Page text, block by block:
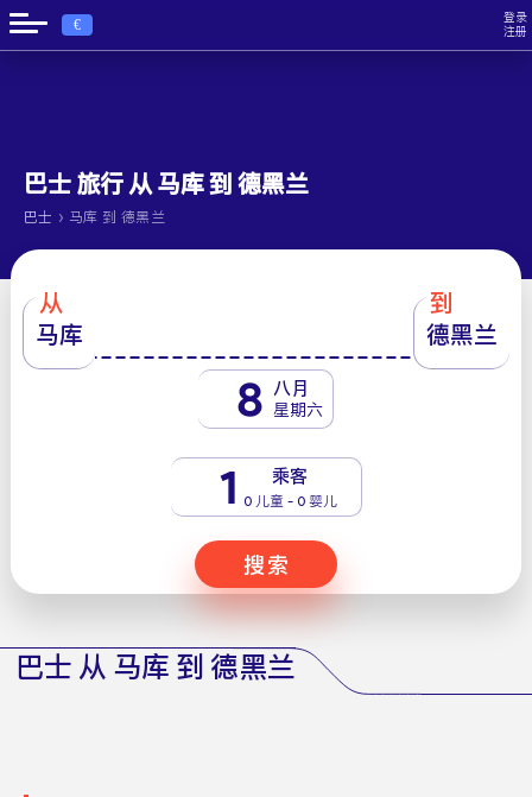
€
登录
注册
巴士 旅行 从 马库 到 德黑兰
巴士 › 马库 到 德黑兰
从
马库
到
德黑兰
8 八月
星期六
1 乘客
0 儿童 - 0 婴儿
搜索
巴士 从 马库 到 德黑兰